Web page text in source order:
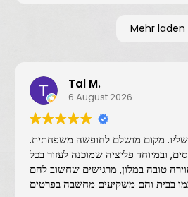
Schwein oder vom Hähnchen.
Mehr laden
Tal M.
6 August 2026
מקום מושלם לחופשה משפחתית.
ובמיוחד פליציה שמוכנה לעזור בכל
טובה במלון, מרגישים שחשוב להם
בבית והם משקיעים מחשבה בפרטים